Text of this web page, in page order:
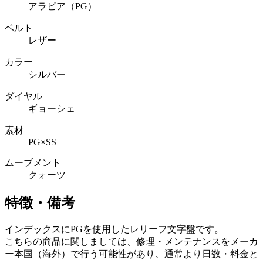
アラビア（PG）
ベルト
レザー
カラー
シルバー
ダイヤル
ギョーシェ
素材
PG×SS
ムーブメント
クォーツ
特徴・備考
インデックスにPGを使用したレリーフ文字盤です。
こちらの商品に関しましては、修理・メンテナンスをメーカ
ー本国（海外）で行う可能性があり、通常より日数・料金と